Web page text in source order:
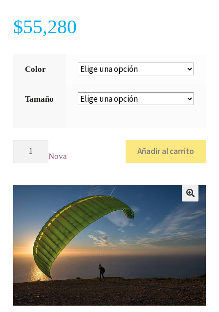
$55,280
Color
Tamaño
Nova
Añadir al carrito
Nova